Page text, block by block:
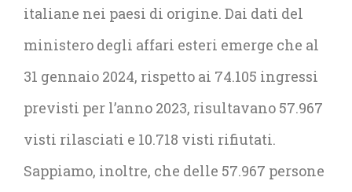
italiane nei paesi di origine. Dai dati del
ministero degli affari esteri emerge che al
31 gennaio 2024, rispetto ai 74.105 ingressi
previsti per l’anno 2023, risultavano 57.967
visti rilasciati e 10.718 visti rifiutati.
Sappiamo, inoltre, che delle 57.967 persone